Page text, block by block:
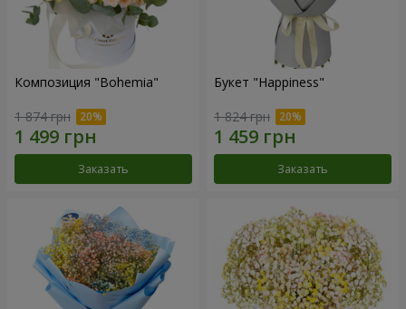
Композиция "Bohemia"
1 874 грн
Заказать
Букет "Happiness"
1 824 грн
Заказать